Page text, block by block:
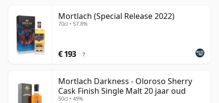
Mortlach (Special Release 2022)
70cl • 57.8%
€ 193 ?
Mortlach Darkness - Oloroso Sherry
Cask Finish Single Malt 20 jaar oud
50cl • 49%